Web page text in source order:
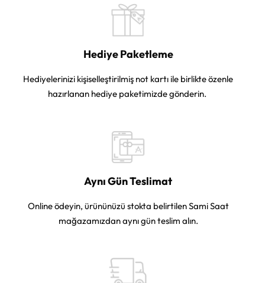
Hediye Paketleme
Hediyelerinizi kişiselleştirilmiş not kartı ile birlikte özenle
hazırlanan hediye paketimizde gönderin.
Aynı Gün Teslimat
Online ödeyin, ürününüzü stokta belirtilen Sami Saat
mağazamızdan aynı gün teslim alın.